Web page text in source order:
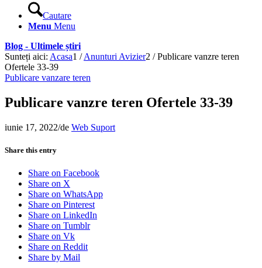
Cautare
Menu Menu
Blog - Ultimele știri
Sunteți aici: Acasa1 / Anunturi Avizier2 / Publicare vanzre teren
Ofertele 33-39
Publicare vanzare teren
Publicare vanzre teren Ofertele 33-39
iunie 17, 2022/de Web Suport
Share this entry
Share on Facebook
Share on X
Share on WhatsApp
Share on Pinterest
Share on LinkedIn
Share on Tumblr
Share on Vk
Share on Reddit
Share by Mail